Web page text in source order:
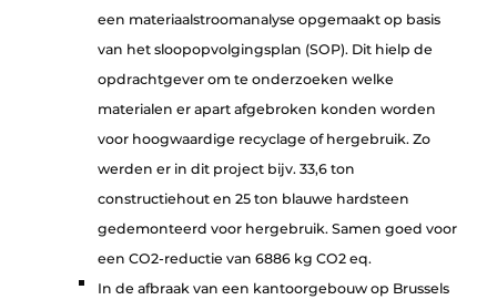
een materiaalstroomanalyse opgemaakt op basis
van het sloopopvolgingsplan (SOP). Dit hielp de
opdrachtgever om te onderzoeken welke
materialen er apart afgebroken konden worden
voor hoogwaardige recyclage of hergebruik. Zo
werden er in dit project bijv. 33,6 ton
constructiehout en 25 ton blauwe hardsteen
gedemonteerd voor hergebruik. Samen goed voor
een CO2-reductie van 6886 kg CO2 eq.
In de afbraak van een kantoorgebouw op Brussels